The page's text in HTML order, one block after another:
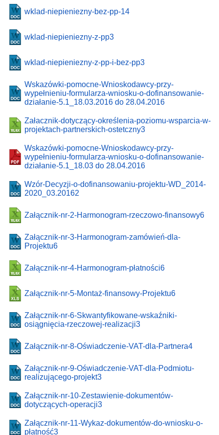
wklad-niepieniezny-bez-pp-14
wklad-niepieniezny-z-pp3
wklad-niepieniezny-z-pp-i-bez-pp3
Wskazówki-pomocne-Wnioskodawcy-przy-
wypełnieniu-formularza-wniosku-o-dofinansowanie-
działanie-5.1_18.03.2016 do 28.04.2016
Załacznik-dotyczący-określenia-poziomu-wsparcia-w-
projektach-partnerskich-ostetczny3
Wskazówki-pomocne-Wnioskodawcy-przy-
wypełnieniu-formularza-wniosku-o-dofinansowanie-
działanie-5.1_18.03 do 28.04.2016
Wzór-Decyzji-o-dofinansowaniu-projektu-WD_2014-
2020_03.20162
Załącznik-nr-2-Harmonogram-rzeczowo-finansowy6
Załącznik-nr-3-Harmonogram-zamówień-dla-
Projektu6
Załącznik-nr-4-Harmonogram-płatności6
Załącznik-nr-5-Montaż-finansowy-Projektu6
Załącznik-nr-6-Skwantyfikowane-wskaźniki-
osiągnięcia-rzeczowej-realizacji3
Załącznik-nr-8-Oświadczenie-VAT-dla-Partnera4
Załącznik-nr-9-Oświadczenie-VAT-dla-Podmiotu-
realizującego-projekt3
Załącznik-nr-10-Zestawienie-dokumentów-
dotyczących-operacji3
Załącznik-nr-11-Wykaz-dokumentów-do-wniosku-o-
płatność3